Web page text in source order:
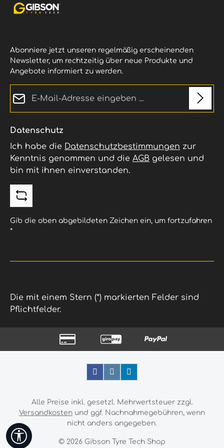
Werkzeugleiste anzeigen
Abonniere jetzt unseren regelmäßig erscheinenden
Newsletter, um rechtzeitig über neue Produkte und
Angebote informiert zu werden.
Datenschutz
Ich habe die Datenschutzbestimmungen zur
Kenntnis genommen und die AGB gelesen und
bin mit ihnen einverstanden.
Gib die oben abgebildeten Zeichen ein, um fortzufahren
*
Die mit einem Stern (*) markierten Felder sind
Pflichtfelder.
Alle Preise inkl. gesetzl. Mehrwertsteuer zzgl.
Versandkosten und ggf. Nachnahmegebühren, wenn
nicht anders angegeben.
© 2026 Gibson Tyre Tech Shop